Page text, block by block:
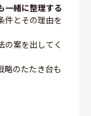
一緒に整理する
件とその理由を
の案を出してく
略のたたき台も